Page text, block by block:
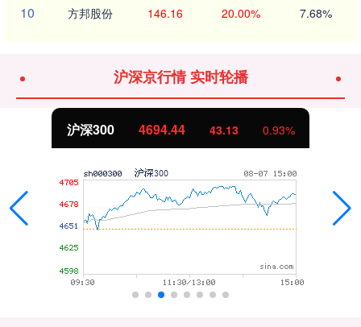
10 方邦股份 146.16 20.00% 7.68%
沪深京行情 实时轮播
43.13 0.93%